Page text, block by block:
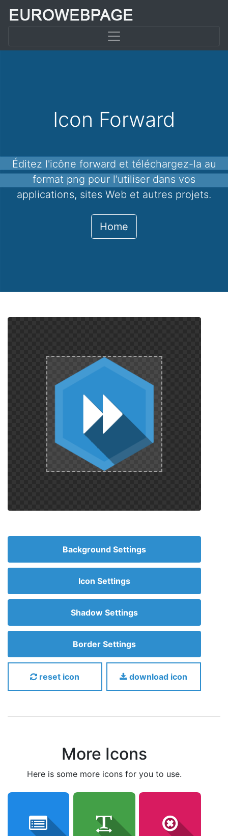
Icon Forward
Éditez l'icône forward et téléchargez-la au
format png pour l'utiliser dans vos
applications, sites Web et autres projets.
Home
Background Settings
Icon Settings
Shadow Settings
Border Settings
reset icon download icon
More Icons
here is some more icons for you to use.